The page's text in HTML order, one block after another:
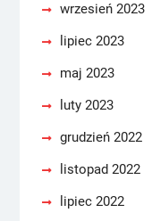
wrzesień 2023
lipiec 2023
maj 2023
luty 2023
grudzień 2022
listopad 2022
lipiec 2022